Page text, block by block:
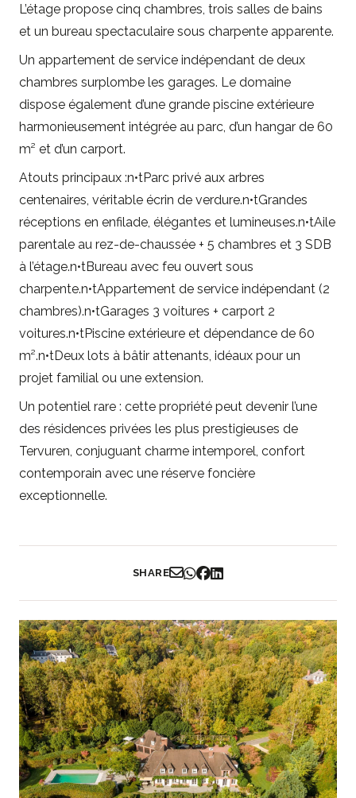
L’étage propose cinq chambres, trois salles de bains
et un bureau spectaculaire sous charpente apparente.
Un appartement de service indépendant de deux
chambres surplombe les garages. Le domaine
dispose également d’une grande piscine extérieure
harmonieusement intégrée au parc, d’un hangar de 60
m² et d’un carport.
Atouts principaux :n•tParc privé aux arbres
centenaires, véritable écrin de verdure.n•tGrandes
réceptions en enfilade, élégantes et lumineuses.n•tAile
parentale au rez-de-chaussée + 5 chambres et 3 SDB
à l’étage.n•tBureau avec feu ouvert sous
charpente.n•tAppartement de service indépendant (2
chambres).n•tGarages 3 voitures + carport 2
voitures.n•tPiscine extérieure et dépendance de 60
m².n•tDeux lots à bâtir attenants, idéaux pour un
projet familial ou une extension.
Un potentiel rare : cette propriété peut devenir l’une
des résidences privées les plus prestigieuses de
Tervuren, conjuguant charme intemporel, confort
contemporain avec une réserve foncière
exceptionnelle.
SHARE
Partager par Email
Partager sur WhatsApp
Partager sur Facebook
Partager sur LinkedIn